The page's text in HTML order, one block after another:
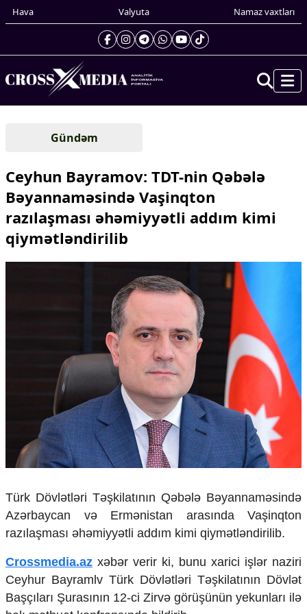
Hava Valyuta Namaz vaxtları
Gündəm
Xarici xəbərlər
Cənubi Qafqaz
Türk Dünyası
Yaxın Şərq
Avropa
Amerika
Geosiyasi
İqtisadi
Sosioloji
Araşdırma
Multimedia
Foto
İnfoqrafika
Podcast
Humanitar
Elm və təhsil
Mədəniyyət
Diaspor
Yüksəliş hekayəsi
Gündəm
Ceyhun Bayramov: TDT-nin Qəbələ
Bəyannaməsində Vaşinqton
razılaşması əhəmiyyətli addım kimi
qiymətləndirilib
Türk Dövlətləri Təşkilatının Qəbələ Bəyannaməsində
Azərbaycan və Ermənistan arasında Vaşinqton
razılaşması əhəmiyyətli addım kimi qiymətləndirilib.
Crossmedia.az xəbər verir ki, bunu xarici işlər naziri
Ceyhur Bayramlv Türk Dövlətləri Təşkilatının Dövlət
Başçıları Şurasının 12-ci Zirvə görüşünün yekunları ilə